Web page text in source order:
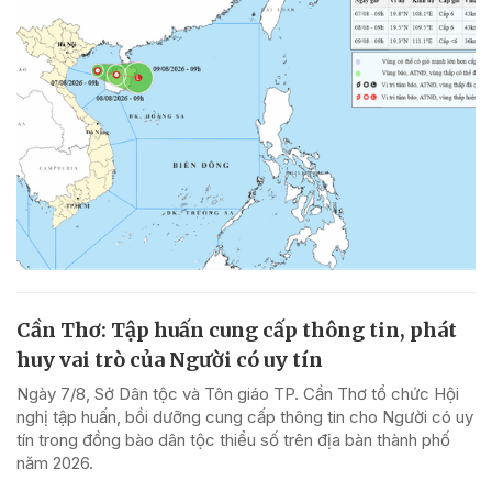
Cần Thơ: Tập huấn cung cấp thông tin, phát
huy vai trò của Người có uy tín
Ngày 7/8, Sở Dân tộc và Tôn giáo TP. Cần Thơ tổ chức Hội
nghị tập huấn, bồi dưỡng cung cấp thông tin cho Người có uy
tín trong đồng bào dân tộc thiểu số trên địa bàn thành phố
năm 2026.